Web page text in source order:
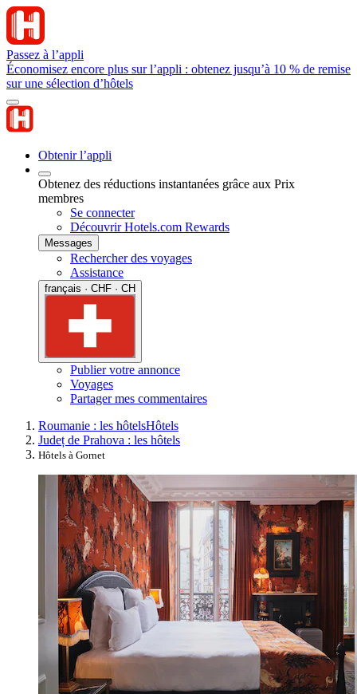
Passez à l’appli
Économisez encore plus sur l’appli : obtenez jusqu’à 10 % de remise
sur une sélection d’hôtels
Obtenir l’appli
Obtenez des réductions instantanées grâce aux Prix
membres
Se connecter
Découvrir Hotels.com Rewards
Messages
Rechercher des voyages
Assistance
français · CHF · CH
Publier votre annonce
Voyages
Partager mes commentaires
Roumanie : les hôtelsHôtels
Județ de Prahova : les hôtels
Hôtels à Gornet